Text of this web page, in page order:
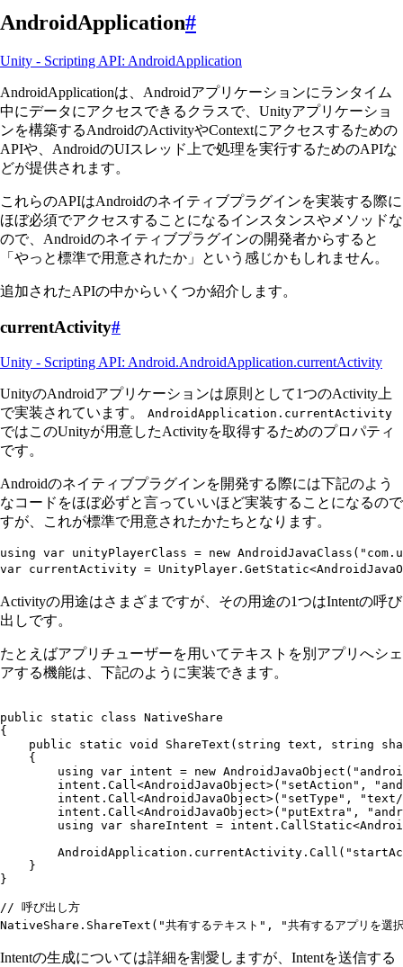
AndroidApplication#
Unity - Scripting API: AndroidApplication
AndroidApplicationは、Androidアプリケーションにランタイム
中にデータにアクセスできるクラスで、Unityアプリケーショ
ンを構築するAndroidのActivityやContextにアクセスするための
APIや、AndroidのUIスレッド上で処理を実行するためのAPIな
どが提供されます。
これらのAPIはAndroidのネイティブプラグインを実装する際に
ほぼ必須でアクセスすることになるインスタンスやメソッドな
ので、Androidのネイティブプラグインの開発者からすると
「やっと標準で用意されたか」という感じかもしれません。
追加されたAPIの中からいくつか紹介します。
currentActivity#
Unity - Scripting API: Android.AndroidApplication.currentActivity
UnityのAndroidアプリケーションは原則として1つのActivity上
で実装されています。 AndroidApplication.currentActivity
ではこのUnityが用意したActivityを取得するためのプロパティ
です。
Androidのネイティブプラグインを開発する際には下記のよう
なコードをほぼ必ずと言っていいほど実装することになるので
すが、これが標準で用意されたかたちとなります。
using var unityPlayerClass = new AndroidJavaClass ( "
var currentActivity = UnityPlayer . GetStatic<
Activityの用途はさまざまですが、その用途の1つはIntentの呼び
出しです。
たとえばアプリチューザーを用いてテキストを別アプリへシェ
アする機能は、下記のように実装できます。
public static class NativeShare
{
    public
static void ShareText ( string text , string
    {
        using
var intent = new AndroidJavaObject ( "
        intent
. Call <AndroidJavaObject>( " setAction " , "
        intent
. Call <AndroidJavaObject>( " setType " , "
        intent
. Call <AndroidJavaObject>( " putExtra " , "
        using
var shareIntent = intent . CallStatic<
        AndroidApplication
. currentActivity . Call ( "
    }
}
// 呼び出し方
NativeShare . ShareText ( "共有するテキスト " , "共有するアプリを選
Intentの生成については詳細を割愛しますが、Intentを送信する